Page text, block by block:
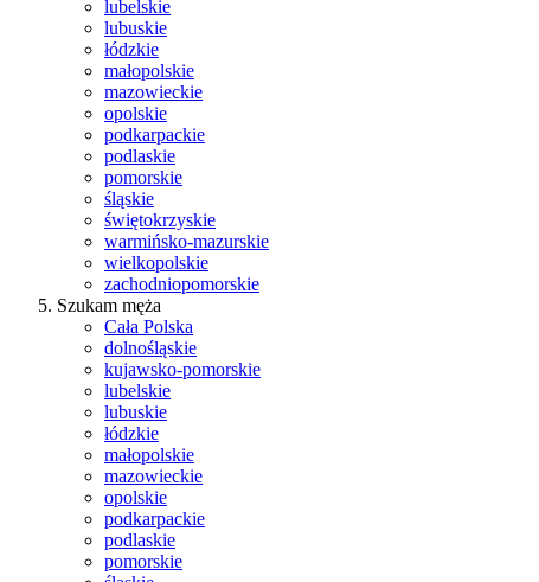
lubelskie
lubuskie
łódzkie
małopolskie
mazowieckie
opolskie
podkarpackie
podlaskie
pomorskie
śląskie
świętokrzyskie
warmińsko-mazurskie
wielkopolskie
zachodniopomorskie
Szukam męża
Cała Polska
dolnośląskie
kujawsko-pomorskie
lubelskie
lubuskie
łódzkie
małopolskie
mazowieckie
opolskie
podkarpackie
podlaskie
pomorskie